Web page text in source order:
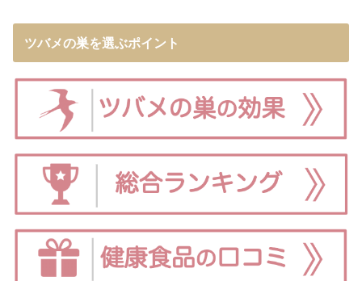
ツバメの巣を選ぶポイント